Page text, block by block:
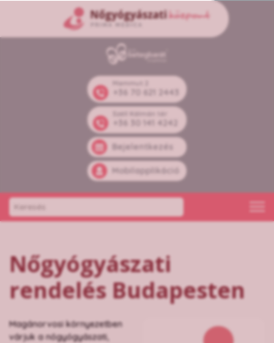
Mammut 2
+36 70 621 2443
Széll Kálmán tér
+36 30 141 4242
Bejelentkezés
Mobilapplikáció
Nőgyógyászati
rendelés Budapesten
Magánorvosi környezetben
várjuk a nőgyógyászati,